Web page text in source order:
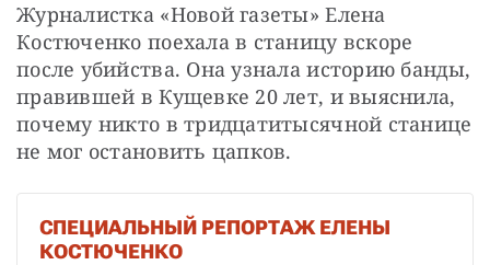
Журналистка «Новой газеты» Елена
Костюченко поехала в станицу вскоре
после убийства. Она узнала историю банды,
правившей в Кущевке 20 лет, и выяснила,
почему никто в тридцатитысячной станице
не мог остановить цапков.
СПЕЦИАЛЬНЫЙ РЕПОРТАЖ ЕЛЕНЫ
КОСТЮЧЕНКО